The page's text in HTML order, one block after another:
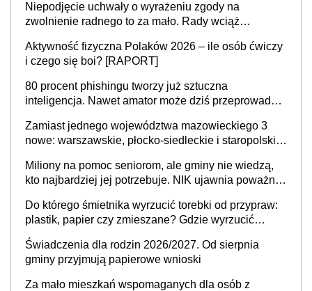
Niepodjęcie uchwały o wyrażeniu zgody na
zwolnienie radnego to za mało. Rady wciąż
sprawy
Aktywność fizyczna Polaków 2026 – ile osób ćwiczy
i czego się boi? [RAPORT]
80 procent phishingu tworzy już sztuczna
inteligencja. Nawet amator może dziś przeprowadzić
Zamiast jednego województwa mazowieckiego 3
nowe: warszawskie, płocko-siedleckie i staropolskie.
stołecznych
Miliony na pomoc seniorom, ale gminy nie wiedzą,
kto najbardziej jej potrzebuje. NIK ujawnia poważną
Do którego śmietnika wyrzucić torebki od przypraw:
plastik, papier czy zmieszane? Gdzie wyrzucić
Świadczenia dla rodzin 2026/2027. Od sierpnia
gminy przyjmują papierowe wnioski
Za mało mieszkań wspomaganych dla osób z